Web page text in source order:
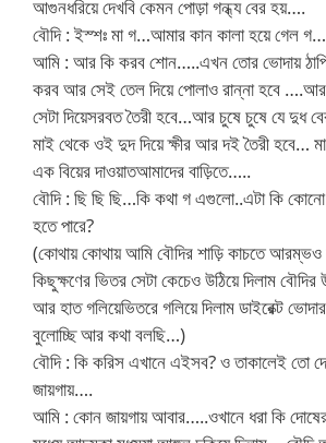
আগুনধরিয়ে দেখবি কেমন পোড়া গন্ধ্য বের হয়….
বৌদি : ইস্শঃ মা গ…আমার কান কালা হয়ে গেল গ…
আমি : আর কি করব শোন…..এখন তোর ভোদায়
করব আর সেই তেল দিয়ে পোলাও রান্না হবে ….আর
সেটা দিয়েসরবত তৈরী হবে…আর চুষে চুষে যে দুধ
মাই থেকে ওই দুদ দিয়ে ক্ষীর আর দই তৈরী হবে…
এক বিয়ের দাওয়াতআমাদের বাড়িতে…..
বৌদি : ছি ছি ছি…কি কথা গ এগুলো..এটা কি কোনো
হতে পারে?
(কোথায় কোথায় আমি বৌদির শাড়ি কাচতে
কিছুক্ষণের ভিতর সেটা কেচেও উঠিয়ে দিলাম
আর হাত গলিয়েভিতরে গলিয়ে দিলাম ডাইরেক্ট
বুলোচ্ছি আর কথা বলছি…)
বৌদি : কি করিস এখানে এইসব? ও তাকালেই তো
জায়গায়….
আমি : কোন জায়গায় আবার…..ওখানে ধরা কি